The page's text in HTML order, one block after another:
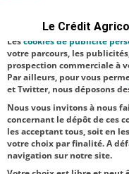
Le Crédit
satisfaction facultatifs.
Lescookies de publicité
votre parcours, les
prospection commerciale à
Par ailleurs, pour vous
et Twitter, nous déposons
Nous vous invitons à nous
concernant le dépôt de ces
les acceptant tous, soit en
votre choix par finalité. A
navigation sur notre site.